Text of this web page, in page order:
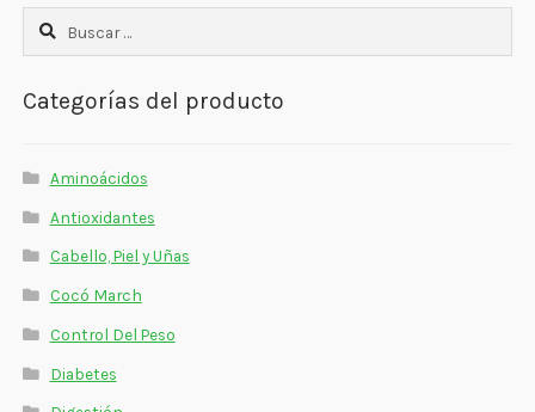
Buscar:
Categorías del producto
Aminoácidos
Antioxidantes
Cabello, Piel y Uñas
Cocó March
Control Del Peso
Diabetes